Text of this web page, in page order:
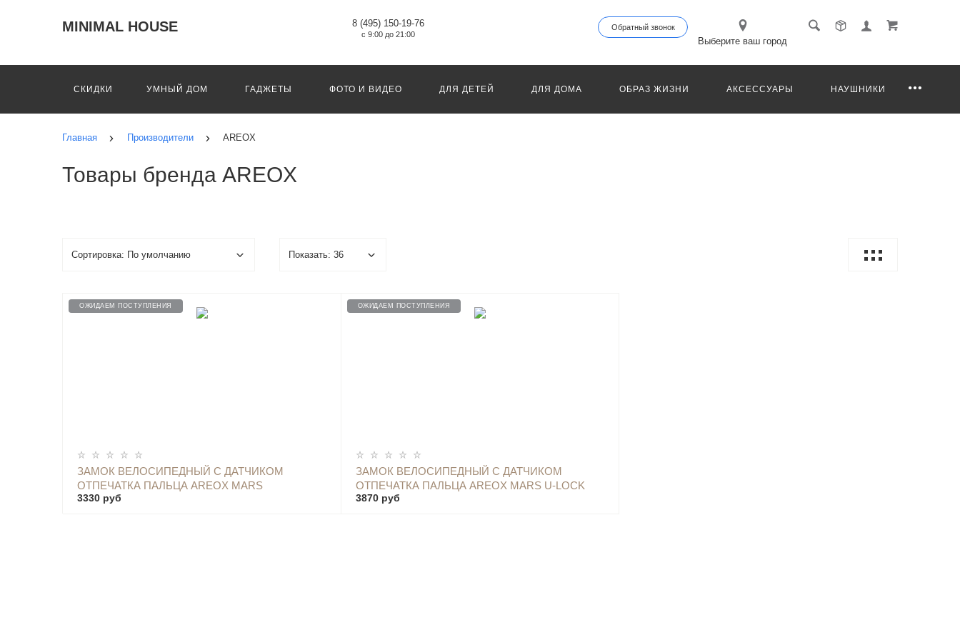
MINIMAL HOUSE 8 (495) 150-19-76
с 9:00 до 21:00
Обратный звонок
Выберите ваш город
СКИДКИ УМНЫЙ ДОМ ГАДЖЕТЫ ФОТО И ВИДЕО ДЛЯ ДЕТЕЙ ДЛЯ ДОМА ОБРАЗ ЖИЗНИ АКСЕССУАРЫ НАУШНИКИ
Главная Производители AREOX
Товары бренда AREOX
ОЖИДАЕМ ПОСТУПЛЕНИЯ
ЗАМОК ВЕЛОСИПЕДНЫЙ С ДАТЧИКОМ
ОТПЕЧАТКА ПАЛЬЦА AREOX MARS
3330 руб
ОПОВЕСТИТЬ
ОЖИДАЕМ ПОСТУПЛЕНИЯ
ЗАМОК ВЕЛОСИПЕДНЫЙ С ДАТЧИКОМ
ОТПЕЧАТКА ПАЛЬЦА AREOX MARS U-LOCK
3870 руб
ОПОВЕСТИТЬ